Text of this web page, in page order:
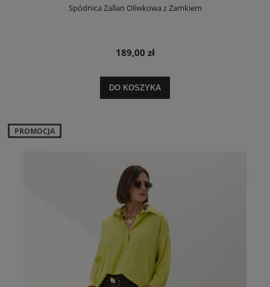
Spódnica Zallan Oliwkowa z Zamkiem
189,00 zł
DO KOSZYKA
PROMOCJA